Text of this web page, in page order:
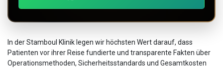
In der Stamboul Klinik legen wir höchsten Wert darauf, dass
Patienten vor ihrer Reise fundierte und transparente Fakten über
Operationsmethoden, Sicherheitsstandards und Gesamtkosten